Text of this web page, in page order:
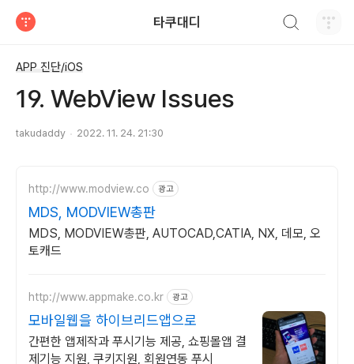
타쿠대디
APP 진단/iOS
19. WebView Issues
takudaddy 2022. 11. 24. 21:30
http://www.modview.co 광고
MDS, MODVIEW총판
MDS, MODVIEW총판, AUTOCAD,CATIA, NX, 데모, 오
토캐드
http://www.appmake.co.kr 광고
모바일웹을 하이브리드앱으로
간편한 앱제작과 푸시기능 제공, 쇼핑몰앱 결
제기능 지원, 쿠키지원, 회원연동 푸시